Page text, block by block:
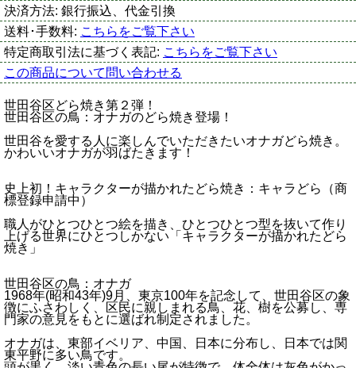
決済方法: 銀行振込、代金引換
送料･手数料: こちらをご覧下さい
特定商取引法に基づく表記: こちらをご覧下さい
この商品について問い合わせる
世田谷区どら焼き第２弾！
世田谷区の鳥：オナガのどら焼き登場！
世田谷を愛する人に楽しんでいただきたいオナガどら焼き。
かわいいオナガが羽ばたきます！
史上初！キャラクターが描かれたどら焼き：キャラどら（商
標登録申請中）
職人がひとつひとつ絵を描き、ひとつひとつ型を抜いて作り
上げる世界にひとつしかない「キャラクターが描かれたどら
焼き」
世田谷区の鳥：オナガ
1968年(昭和43年)9月、東京100年を記念して、世田谷区の象
徴にふさわしく、区民に親しまれる鳥、花、樹を公募し、専
門家の意見をもとに選ばれ制定されました。
オナガは、東部イベリア、中国、日本に分布し、日本では関
東平野に多い鳥です。